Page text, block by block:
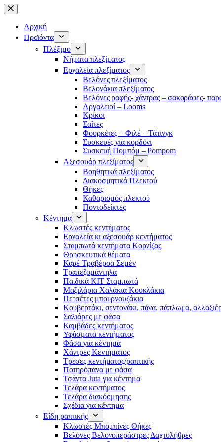
Μετάβαση
στο
περιεχόμενο
Αρχική
Προϊόντα
Πλέξιμο
Νήματα πλεξίματος
Εργαλεία πλεξίματος
Βελόνες πλεξίματος
Βελονάκια πλεξίματος
Βελόνες ραφής- χάντρας – σακοράφες-
Αργαλειοί – Looms
Κρίκοι
Σαΐτες
Φουρκέτες – Φιλέ – Τάτινγκ
Συσκευές για κορδόνι
Συσκευή Πομπόμ – Pompom
Αξεσουάρ πλεξίματος
Βοηθητικά πλεξίματος
Διακοσμητικά Πλεκτού
Θήκες
Καθαρισμός πλεκτού
Ποντοδείκτες
Κέντημα
Κλωστές κεντήματος
Eργαλεία κι αξεσουάρ κεντήματος
Σταμπωτά κεντήματα Κορνίζας
Θρησκευτικά θέματα
Καρέ Τραβέρσα Σεμέν
Τραπεζομάντηλα
Παιδικά KIT Σταμπωτά
Μαξιλάρια Χαλάκια Κουκλάκια
Πετσέτες μπουρνουζάκια
Κουβερτάκι, σεντονάκι, πάνα, πάπλωμα,
Σαλιάρες με φάσα
Καμβάδες κεντήματος
Υφάσματα κεντήματος
Φάσα για κέντημα
Χάντρες Κεντήματος
Τρέσες κεντήματος/ραπτικής
Ποτηρόπανα με φάσα
Τσάντα Juta για κέντημα
Τελάρα κεντήματος
Τελάρα διακόσμησης
Σχέδια για κέντημα
Είδη ραπτικής
Κλωστές Μπομπίνες Θήκες
Βελόνες Βελονοπεράστρες Δαχτυλήθρες